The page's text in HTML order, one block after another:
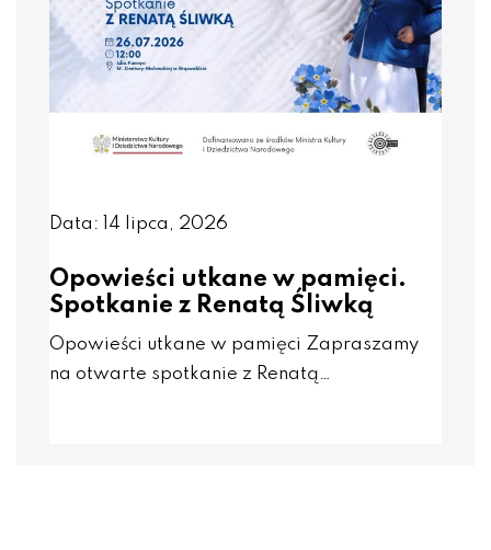
Data: 14 lipca, 2026
Opowieści utkane w pamięci.
Spotkanie z Renatą Śliwką
Opowieści utkane w pamięci Zapraszamy
na otwarte spotkanie z Renatą…